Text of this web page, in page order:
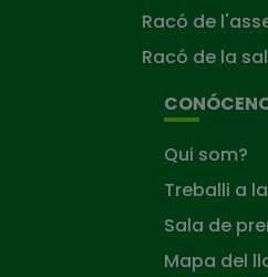
Racó de
Racó de la
Qui som?
Treballi a
Sala de
Mapa del